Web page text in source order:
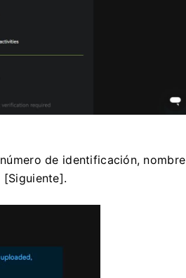
de identificación, nombre